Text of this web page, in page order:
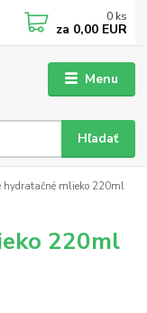
Menu
Hľadať
0 ks
za 0,00 EUR
hydratačné mlieko 220ml
220ml